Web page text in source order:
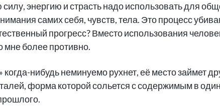
энергию и страсть надо использовать для
самих себя, чувств, тела. Это процесс
прогресс? Вместо использования
мне более противно.
нибудь неминуемо рухнет, её место займет
форма которой сольется с содержимым в